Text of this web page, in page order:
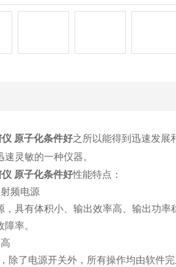
原子化条件好之所以能得到迅速发展
灵敏的一种仪器。
原子化条件好性能特点：
频电源
，具有体积小、输出效率高、输出功
率。
除了电源开关外，所有操作均由软件